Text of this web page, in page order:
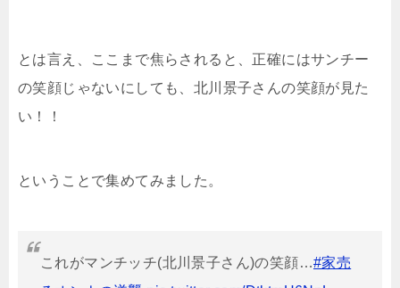
とは言え、ここまで焦らされると、正確にはサンチー
の笑顔じゃないにしても、北川景子さんの笑顔が見た
い！！
ということで集めてみました。
これがマンチッチ(北川景子さん)の笑顔…#家売